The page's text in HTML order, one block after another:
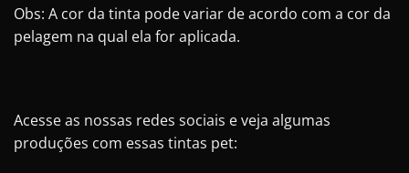
Obs: A cor da tinta pode variar de acordo com a cor da
pelagem na qual ela for aplicada.
Acesse as nossas redes sociais e veja algumas
produções com essas tintas pet: